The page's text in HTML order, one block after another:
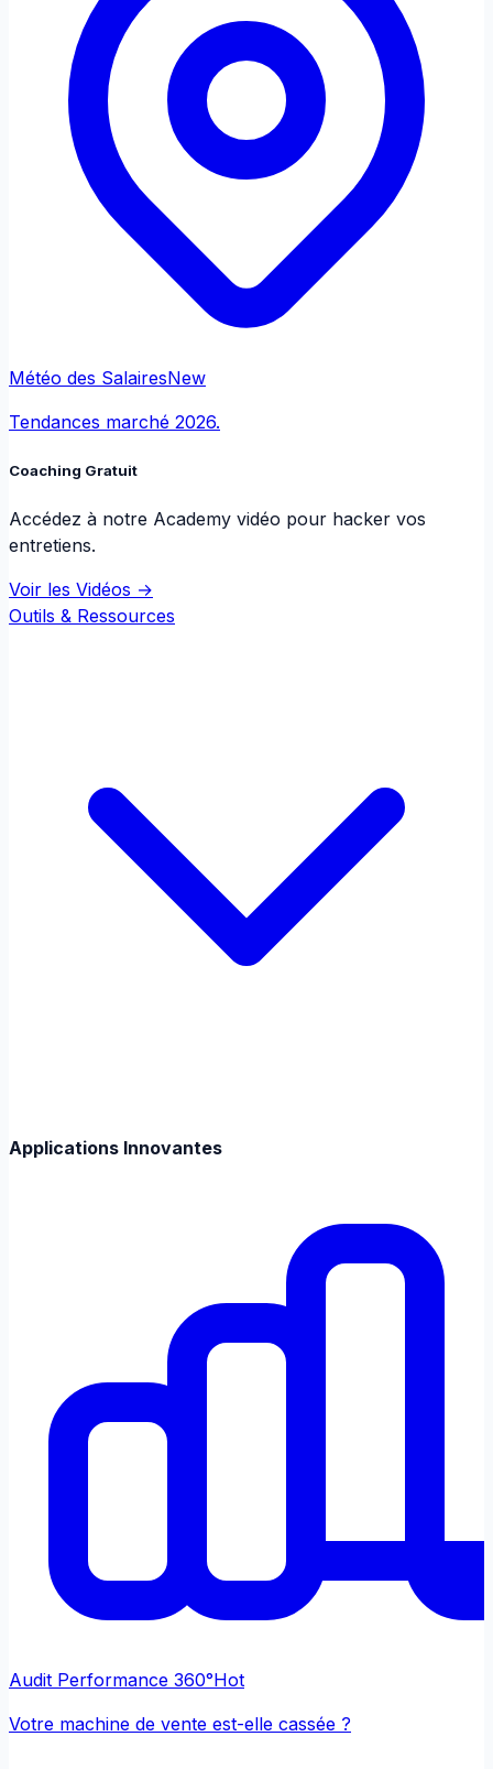
Météo des SalairesNew
Tendances marché 2026.
Coaching Gratuit
Accédez à notre Academy vidéo pour hacker vos
entretiens.
Voir les Vidéos →
Outils & Ressources
Applications Innovantes
Audit Performance 360°Hot
Votre machine de vente est-elle cassée ?